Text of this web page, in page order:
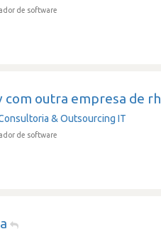
de software
com outra empresa de rh
& Outsourcing IT
de software